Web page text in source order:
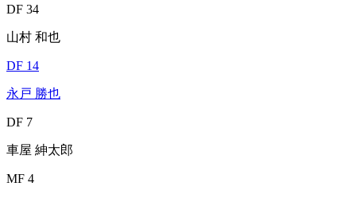
DF 34
山村 和也
DF 14
永戸 勝也
DF 7
車屋 紳太郎
MF 4